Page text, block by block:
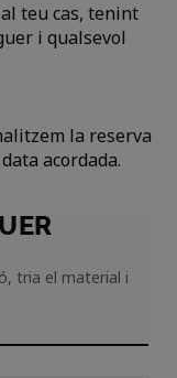
teu cas, tenint
i qualsevol
la reserva
acordada.
tria el material i